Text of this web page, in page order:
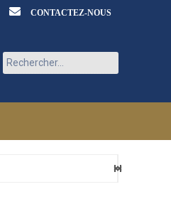
CONTACTEZ-NOUS
Rechercher :